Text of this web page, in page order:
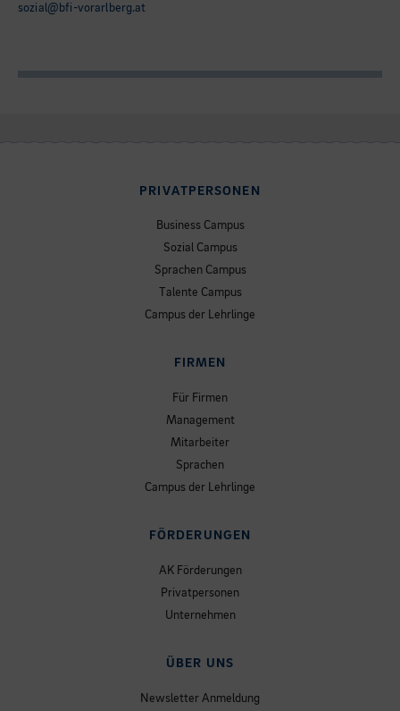
sozial@bfi-vorarlberg.at
PRIVATPERSONEN
Business Campus
Sozial Campus
Sprachen Campus
Talente Campus
Campus der Lehrlinge
FIRMEN
Für Firmen
Management
Mitarbeiter
Sprachen
Campus der Lehrlinge
FÖRDERUNGEN
AK Förderungen
Privatpersonen
Unternehmen
ÜBER UNS
Newsletter Anmeldung